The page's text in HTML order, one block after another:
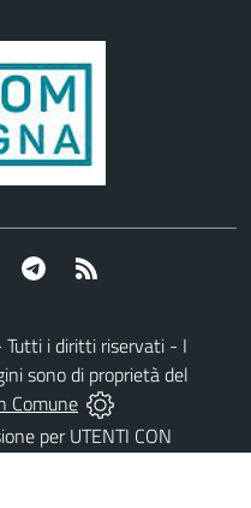
Facebook Telegram
Tutti i diritti riservati - I
sono di proprietà del
Comune
per UTENTI CON